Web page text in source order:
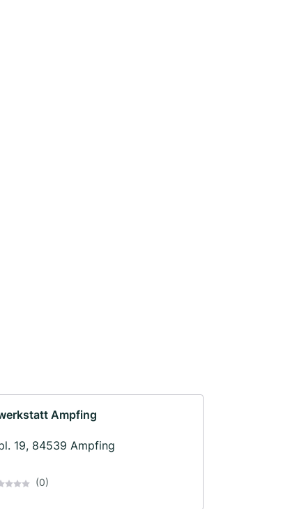
Ampfing
19, 84539 Ampfing
(0)